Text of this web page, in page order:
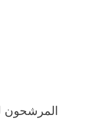
المرشحون